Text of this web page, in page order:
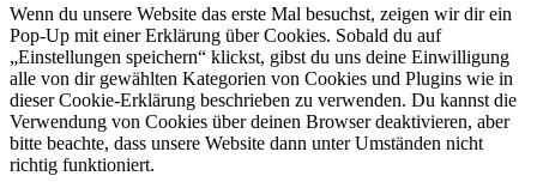
Wenn du unsere Website das erste Mal besuchst, zeigen wir dir ein
Pop-Up mit einer Erklärung über Cookies. Sobald du auf
„Einstellungen speichern“ klickst, gibst du uns deine Einwilligung
alle von dir gewählten Kategorien von Cookies und Plugins wie in
dieser Cookie-Erklärung beschrieben zu verwenden. Du kannst die
Verwendung von Cookies über deinen Browser deaktivieren, aber
bitte beachte, dass unsere Website dann unter Umständen nicht
richtig funktioniert.